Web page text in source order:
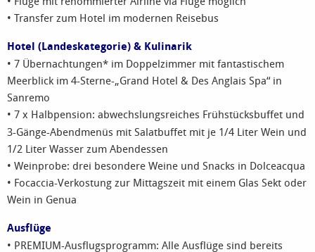
• Transfer zum Hotel im modernen Reisebus
Hotel (Landeskategorie) & Kulinarik
• 7 Übernachtungen* im Doppelzimmer mit fantastischem
Meerblick im 4-Sterne-„Grand Hotel & Des Anglais Spa“ in
Sanremo
• 7 x Halbpension: abwechslungsreiches Frühstücksbuffet und
3-Gänge-Abendmenüs mit Salatbuffet mit je 1/4 Liter Wein und
1/2 Liter Wasser zum Abendessen
• Weinprobe: drei besondere Weine und Snacks in Dolceacqua
• Focaccia-Verkostung zur Mittagszeit mit einem Glas Sekt oder
Wein in Genua
Ausflüge
• PREMIUM-Ausflugsprogramm: Alle Ausflüge sind bereits